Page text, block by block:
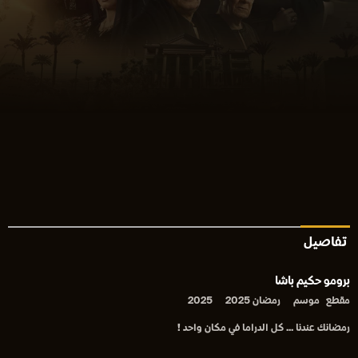
تفاصيل
برومو حكيم باشا
مقطع موسم رمضان 2025 2025
رمضانك عندنا ... كل الدراما في مكان واحد !